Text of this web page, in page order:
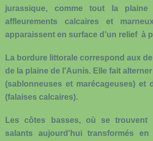
jurassique, comme tout la plaine
affleurements calcaires et
apparaissent en surface d’un relief à
La bordure littorale correspond aux
de la plaine de l'Aunis. Elle fait
(sablonneuses et marécageuses) et
(falaises calcaires).
Les côtes basses, où se trouvent
salants aujourd'hui transformés